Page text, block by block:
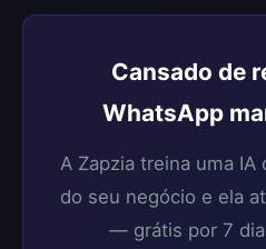
Cansado de
WhatsApp
A Zapzia treina uma
do seu negócio e ela
— grátis por 7